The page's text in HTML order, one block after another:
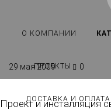
О КОМПАНИИ
ПРОЕКТЫ
ДОСТАВКА И ОПЛАТА
29 мая 2009 0
Проект и инсталляция